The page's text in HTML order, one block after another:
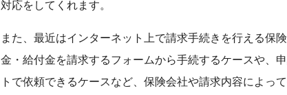
対応をしてくれます。
また、最近はインターネット上で請求手続きを行える保
金・給付金を請求するフォームから手続するケースや、
トで依頼できるケースなど、保険会社や請求内容によっ